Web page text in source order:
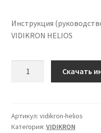
Инструкция
VIDIKRON HELIOS
VIDIKRON
HELIOS
Скачать
Артикул: vidikron-helios
Категория: VIDIKRON